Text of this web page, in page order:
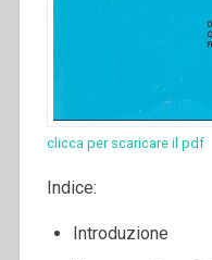
clicca per scaricare il pdf
Indice:
Introduzione